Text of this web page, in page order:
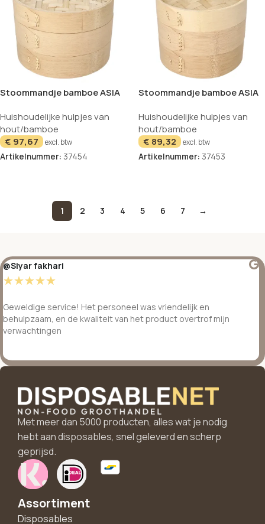
Stoommandje bamboe ASIA
Huishoudelijke hulpjes van
hout/bamboe
€ 97,67 excl. btw
Artikelnummer: 37454
Stoommandje bamboe ASIA
Huishoudelijke hulpjes van
hout/bamboe
€ 89,32 excl. btw
Artikelnummer: 37453
1 2 3 4 5 6 7 →
@Siyar fakhari
☆☆☆☆☆
Geweldige service! Het personeel was vriendelijk en
behulpzaam, en de kwaliteit van het product overtrof mijn
verwachtingen
Met meer dan 5000 producten, alles wat je nodig
hebt aan disposables, snel geleverd en scherp
geprijsd.
Assortiment
Disposables